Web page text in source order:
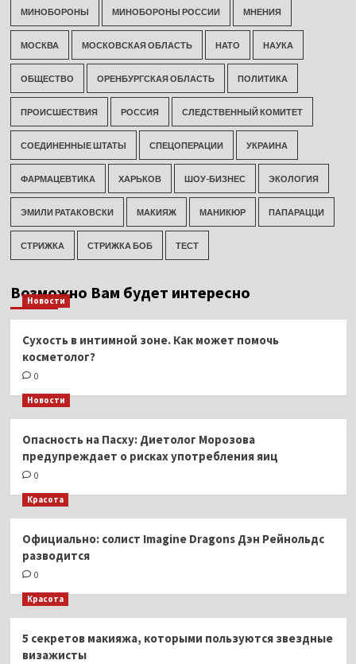
МИНОБОРОНЫ МИНОБОРОНЫ РОССИИ МНЕНИЯ
МОСКВА МОСКОВСКАЯ ОБЛАСТЬ НАТО НАУКА
ОБЩЕСТВО ОРЕНБУРГСКАЯ ОБЛАСТЬ ПОЛИТИКА
ПРОИСШЕСТВИЯ РОССИЯ СЛЕДСТВЕННЫЙ КОМИТЕТ
СОЕДИНЕННЫЕ ШТАТЫ СПЕЦОПЕРАЦИИ УКРАИНА
ФАРМАЦЕВТИКА ХАРЬКОВ ШОУ-БИЗНЕС ЭКОЛОГИЯ
ЭМИЛИ РАТАКОВСКИ МАКИЯЖ МАНИКЮР ПАПАРАЦЦИ
СТРИЖКА СТРИЖКА БОБ ТЕСТ
Возможно Вам будет интересно
Новости
Сухость в интимной зоне. Как может помочь
косметолог?
0
Новости
Опасность на Пасху: Диетолог Морозова
предупреждает о рисках употребления яиц
0
Красота
Официально: солист Imagine Dragons Дэн Рейнольдс
разводится
0
Красота
5 секретов макияжа, которыми пользуются звездные
визажисты